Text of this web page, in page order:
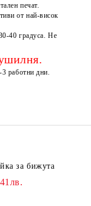
печат.
от най-висок
40 градуса. Не
работни дни.
за бижута